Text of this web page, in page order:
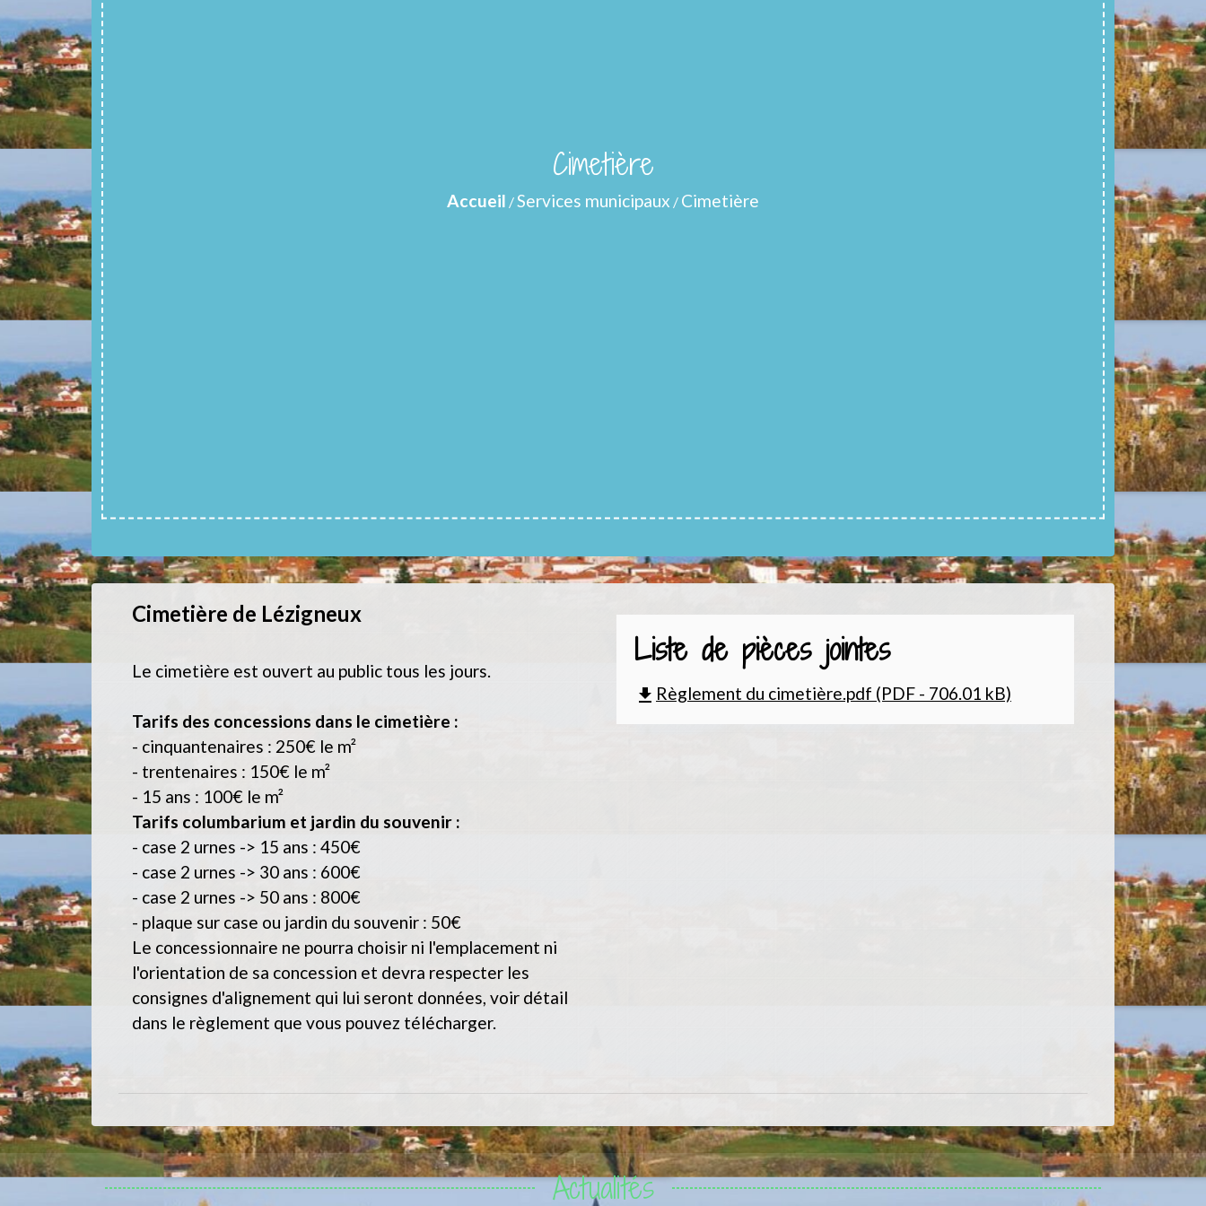
Cimetière
Accueil / Services municipaux / Cimetière
Cimetière de Lézigneux
Le cimetière est ouvert au public tous les jours.
Tarifs des concessions dans le cimetière :
- cinquantenaires : 250€ le m²
- trentenaires : 150€ le m²
- 15 ans : 100€ le m²
Tarifs columbarium et jardin du souvenir :
- case 2 urnes -> 15 ans : 450€
- case 2 urnes -> 30 ans : 600€
- case 2 urnes -> 50 ans : 800€
- plaque sur case ou jardin du souvenir : 50€
Le concessionnaire ne pourra choisir ni l'emplacement ni
l'orientation de sa concession et devra respecter les
consignes d'alignement qui lui seront données, voir détail
dans le règlement que vous pouvez télécharger.
Liste de pièces jointes
file_download Règlement du cimetière.pdf (PDF - 706.01 kB)
Actualités